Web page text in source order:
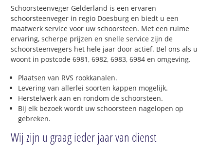
Schoorsteenveger Gelderland is een ervaren
schoorsteenveger in regio Doesburg en biedt u een
maatwerk service voor uw schoorsteen. Met een ruime
ervaring, scherpe prijzen en snelle service zijn de
schoorsteenvegers het hele jaar door actief. Bel ons als u
woont in postcode 6981, 6982, 6983, 6984 en omgeving.
Plaatsen van RVS rookkanalen.
Levering van allerlei soorten kappen mogelijk.
Herstelwerk aan en rondom de schoorsteen.
Bij elk bezoek wordt uw schoorsteen nagelopen op
gebreken.
Wij zijn u graag ieder jaar van dienst